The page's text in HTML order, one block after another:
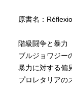
原書名：
階級闘争と暴力
ブルジョワジー
暴力に対する偏
プロレタリアの